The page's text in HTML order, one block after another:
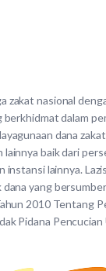
zakat nasional
berkhidmat dalam
dana
lainnya baik dari
instansi lainnya.
yang
2010 Tentang
Pidana Pencucian